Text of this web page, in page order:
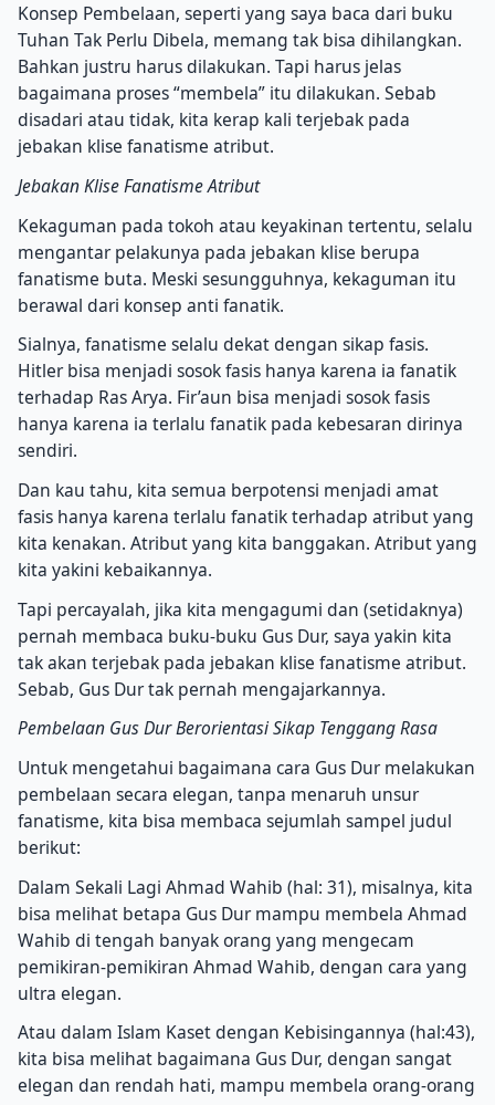
Konsep Pembelaan, seperti yang saya baca dari buku
Tuhan Tak Perlu Dibela, memang tak bisa dihilangkan.
Bahkan justru harus dilakukan. Tapi harus jelas
bagaimana proses “membela” itu dilakukan. Sebab
disadari atau tidak, kita kerap kali terjebak pada
jebakan klise fanatisme atribut.
Jebakan Klise Fanatisme Atribut
Kekaguman pada tokoh atau keyakinan tertentu, selalu
mengantar pelakunya pada jebakan klise berupa
fanatisme buta. Meski sesungguhnya, kekaguman itu
berawal dari konsep anti fanatik.
Sialnya, fanatisme selalu dekat dengan sikap fasis.
Hitler bisa menjadi sosok fasis hanya karena ia fanatik
terhadap Ras Arya. Fir’aun bisa menjadi sosok fasis
hanya karena ia terlalu fanatik pada kebesaran dirinya
sendiri.
Dan kau tahu, kita semua berpotensi menjadi amat
fasis hanya karena terlalu fanatik terhadap atribut yang
kita kenakan. Atribut yang kita banggakan. Atribut yang
kita yakini kebaikannya.
Tapi percayalah, jika kita mengagumi dan (setidaknya)
pernah membaca buku-buku Gus Dur, saya yakin kita
tak akan terjebak pada jebakan klise fanatisme atribut.
Sebab, Gus Dur tak pernah mengajarkannya.
Pembelaan Gus Dur Berorientasi Sikap Tenggang Rasa
Untuk mengetahui bagaimana cara Gus Dur melakukan
pembelaan secara elegan, tanpa menaruh unsur
fanatisme, kita bisa membaca sejumlah sampel judul
berikut:
Dalam Sekali Lagi Ahmad Wahib (hal: 31), misalnya, kita
bisa melihat betapa Gus Dur mampu membela Ahmad
Wahib di tengah banyak orang yang mengecam
pemikiran-pemikiran Ahmad Wahib, dengan cara yang
ultra elegan.
Atau dalam Islam Kaset dengan Kebisingannya (hal:43),
kita bisa melihat bagaimana Gus Dur, dengan sangat
elegan dan rendah hati, mampu membela orang-orang